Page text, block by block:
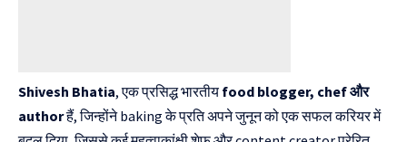
Shivesh Bhatia, एक प्रसिद्ध भारतीय food blogger, chef और
authorहैं, जिन्होंने baking के प्रति अपने जुनून को एक सफल करियर में